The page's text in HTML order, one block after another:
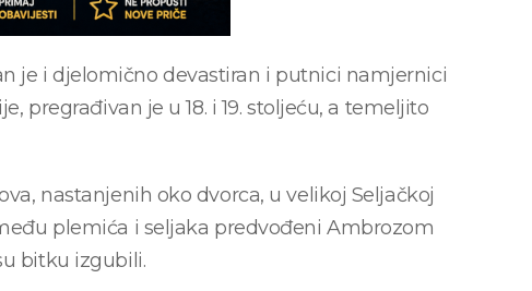
je i djelomično devastiran i putnici namjernici
pregrađivan je u 18. i 19. stoljeću, a temeljito
nastanjenih oko dvorca, u velikoj Seljačkoj
plemića i seljaka predvođeni Ambrozom
bitku izgubili.